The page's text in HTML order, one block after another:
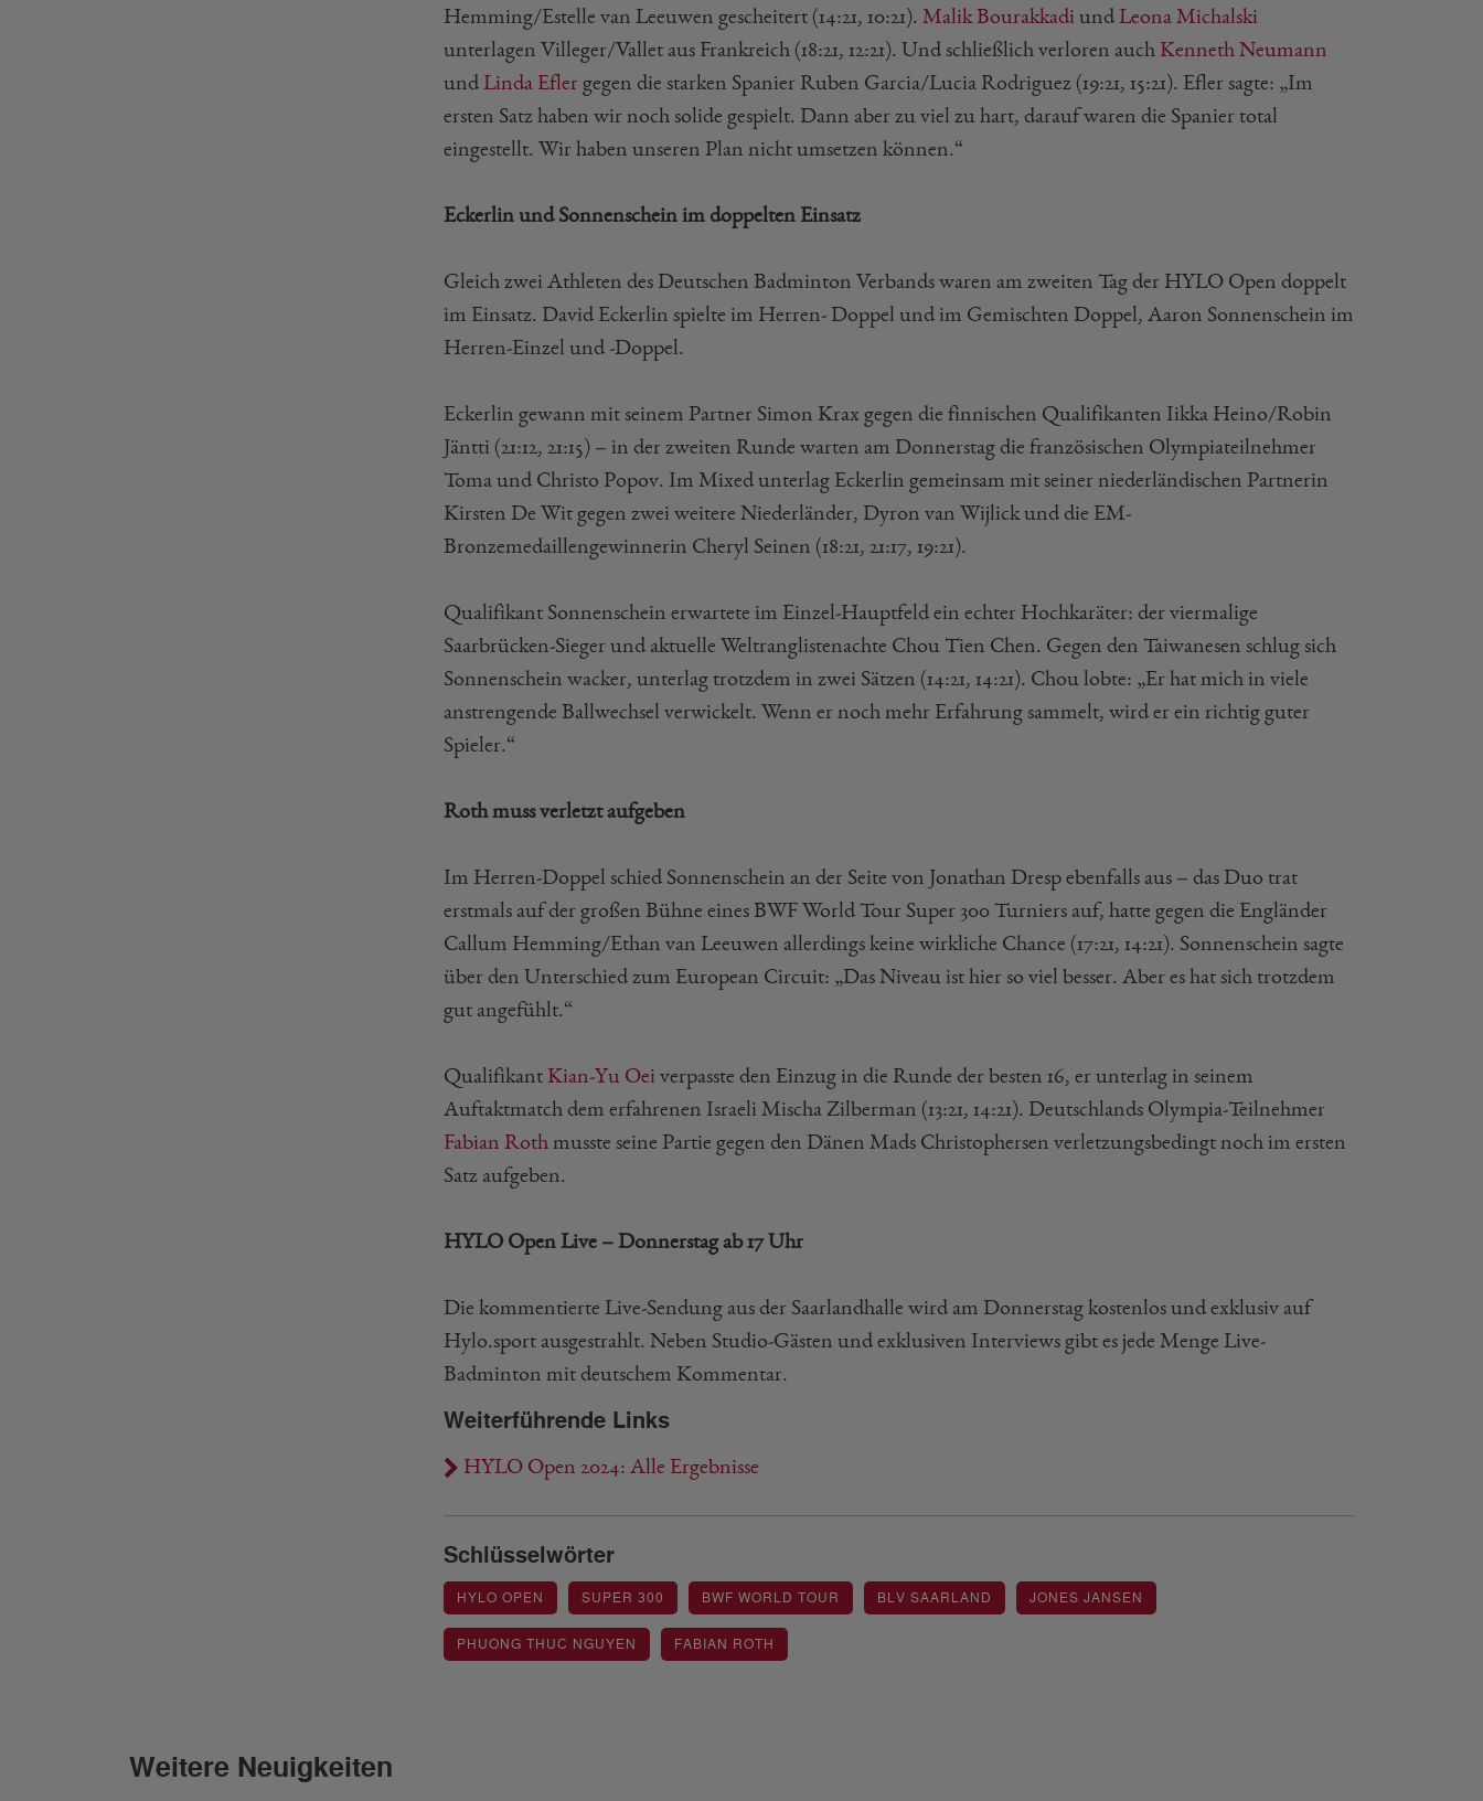
Hemming/Estelle van Leeuwen gescheitert (14:21, 10:21). Malik Bourakkadi und Leona Michalski
unterlagen Villeger/Vallet aus Frankreich (18:21, 12:21). Und schließlich verloren auch Kenneth Neumann
und Linda Efler gegen die starken Spanier Ruben Garcia/Lucia Rodriguez (19:21, 15:21). Efler sagte: „Im
ersten Satz haben wir noch solide gespielt. Dann aber zu viel zu hart, darauf waren die Spanier total
eingestellt. Wir haben unseren Plan nicht umsetzen können.“
Eckerlin und Sonnenschein im doppelten Einsatz
Gleich zwei Athleten des Deutschen Badminton Verbands waren am zweiten Tag der HYLO Open doppelt
im Einsatz. David Eckerlin spielte im Herren- Doppel und im Gemischten Doppel, Aaron Sonnenschein im
Herren-Einzel und -Doppel.
Eckerlin gewann mit seinem Partner Simon Krax gegen die finnischen Qualifikanten Iikka Heino/Robin
Jäntti (21:12, 21:15) – in der zweiten Runde warten am Donnerstag die französischen Olympiateilnehmer
Toma und Christo Popov. Im Mixed unterlag Eckerlin gemeinsam mit seiner niederländischen Partnerin
Kirsten De Wit gegen zwei weitere Niederländer, Dyron van Wijlick und die EM-
Bronzemedaillengewinnerin Cheryl Seinen (18:21, 21:17, 19:21).
Qualifikant Sonnenschein erwartete im Einzel-Hauptfeld ein echter Hochkaräter: der viermalige
Saarbrücken-Sieger und aktuelle Weltranglistenachte Chou Tien Chen. Gegen den Taiwanesen schlug sich
Sonnenschein wacker, unterlag trotzdem in zwei Sätzen (14:21, 14:21). Chou lobte: „Er hat mich in viele
anstrengende Ballwechsel verwickelt. Wenn er noch mehr Erfahrung sammelt, wird er ein richtig guter
Spieler.“
Roth muss verletzt aufgeben
Im Herren-Doppel schied Sonnenschein an der Seite von Jonathan Dresp ebenfalls aus – das Duo trat
erstmals auf der großen Bühne eines BWF World Tour Super 300 Turniers auf, hatte gegen die Engländer
Callum Hemming/Ethan van Leeuwen allerdings keine wirkliche Chance (17:21, 14:21). Sonnenschein sagte
über den Unterschied zum European Circuit: „Das Niveau ist hier so viel besser. Aber es hat sich trotzdem
gut angefühlt.“
Qualifikant Kian-Yu Oei verpasste den Einzug in die Runde der besten 16, er unterlag in seinem
Auftaktmatch dem erfahrenen Israeli Mischa Zilberman (13:21, 14:21). Deutschlands Olympia-Teilnehmer
Fabian Roth musste seine Partie gegen den Dänen Mads Christophersen verletzungsbedingt noch im ersten
Satz aufgeben.
HYLO Open Live – Donnerstag ab 17 Uhr
Die kommentierte Live-Sendung aus der Saarlandhalle wird am Donnerstag kostenlos und exklusiv auf
Hylo.sport ausgestrahlt. Neben Studio-Gästen und exklusiven Interviews gibt es jede Menge Live-
Badminton mit deutschem Kommentar.
Weiterführende Links
HYLO Open 2024: Alle Ergebnisse
Schlüsselwörter
HYLO OPEN SUPER 300 BWF WORLD TOUR BLV SAARLAND JONES JANSEN
PHUONG THUC NGUYEN FABIAN ROTH
Weitere Neuigkeiten